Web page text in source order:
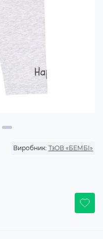
Виробник: ТзОВ «БЕМБІ»